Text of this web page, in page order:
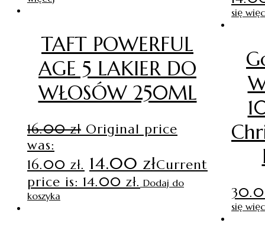
TAFT POWERFUL
AGE 5 LAKIER DO
WŁOSÓW 250ML
16.00zł Original price
was:
16.00 zł. 14.00 złCurrent
price is: 14.00 zł. Dodaj do
koszyka
się
się